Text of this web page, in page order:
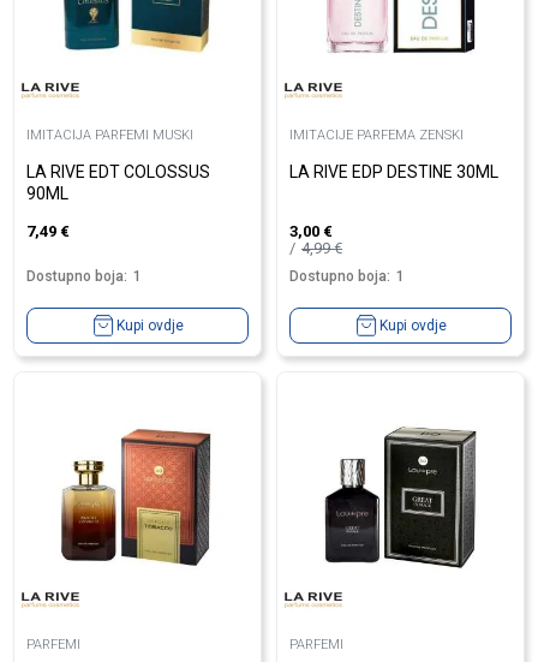
IMITACIJA PARFEMI MUSKI
LA RIVE EDT COLOSSUS
90ML
7,49 €
Dostupno boja: 1
Kupi ovdje
IMITACIJE PARFEMA ZENSKI
LA RIVE EDP DESTINE 30ML
3,00 €
4,99€
Dostupno boja: 1
Kupi ovdje
PARFEMI PARFEMI